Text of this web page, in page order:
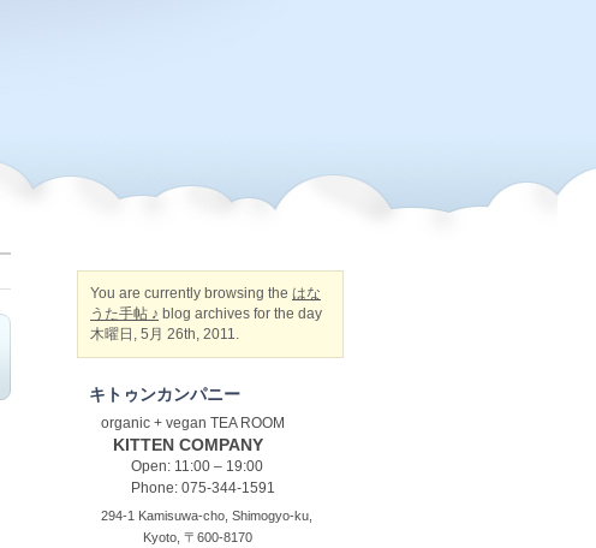
You are currently browsing the はな
うた手帖 ♪ blog archives for the day
木曜日, 5月 26th, 2011.
キトゥンカンパニー
organic + vegan TEA ROOM
KITTEN COMPANY
Open: 11:00 – 19:00
Phone: 075-344-1591
294-1 Kamisuwa-cho, Shimogyo-ku,
Kyoto, 〒600-8170